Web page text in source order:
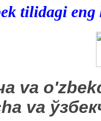
tilidagi
va
va